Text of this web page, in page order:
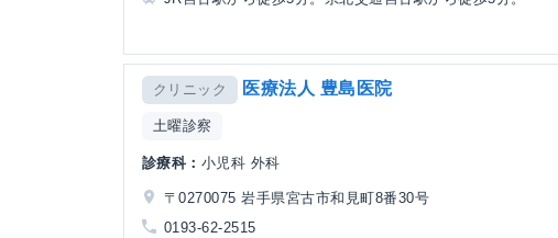
クリニック 医療法人 豊島医院
土曜診察
診療科： 小児科 外科
〒0270075 岩手県宮古市和見町8番30号
0193-62-2515